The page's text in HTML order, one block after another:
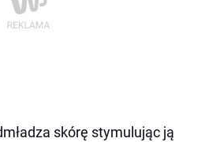
skórę stymulując ją